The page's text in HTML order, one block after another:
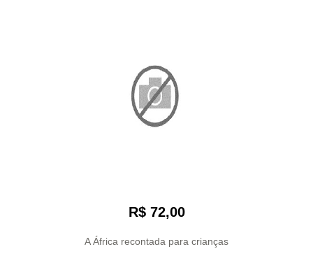
R$ 72,00
A África recontada para crianças